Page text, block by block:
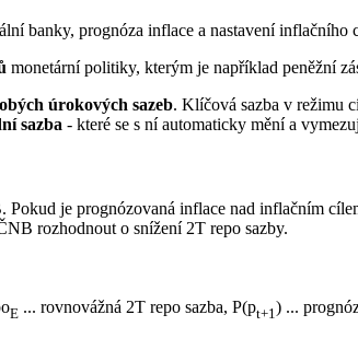
banky, prognóza inflace a nastavení inflačního
monetární politiky, kterým je například peněžní
úrokových sazeb. Klíčová sazba v režimu
sazba - které se s ní automaticky mění a
Pokud je prognózovaná inflace nad inflačním
rozhodnout o snížení 2T repo sazby.
E ... rovnovážná 2T repo sazba, P(pt+1 ) ...